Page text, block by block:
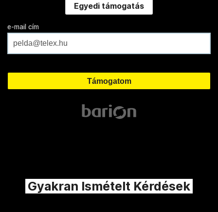
Egyedi támogatás
e-mail cím
Gyakran Ismételt Kérdések